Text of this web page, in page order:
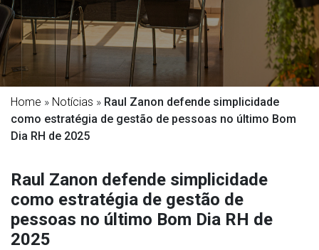
Home » Notícias » Raul Zanon defende simplicidade
como estratégia de gestão de pessoas no último Bom
Dia RH de 2025
Raul Zanon defende simplicidade
como estratégia de gestão de
pessoas no último Bom Dia RH de
2025